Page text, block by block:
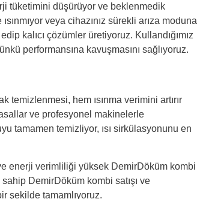
tüketimini düşürüyor ve beklenmedik
veya cihazınız sürekli arıza moduna
kalıcı çözümler üretiyoruz. Kullandığımız
performansına kavuşmasını sağlıyoruz.
hem ısınma verimini artırır
ve profesyonel makinelerle
tamamen temizliyor, ısı sirkülasyonunu en
enerji verimliliği yüksek DemirDöküm kombi
DemirDöküm kombi satışı ve
şekilde tamamlıyoruz.